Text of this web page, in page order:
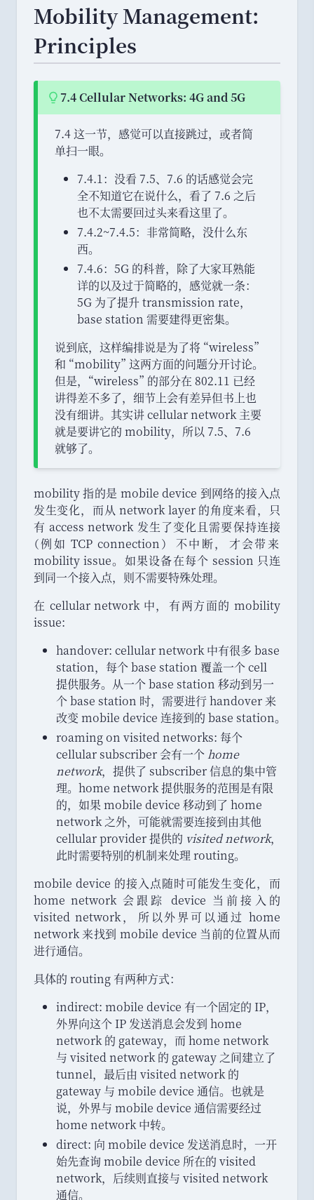
Mobility Management:
Principles
Hint:
7.4 Cellular Networks: 4G and 5G
7.4 这一节， 感觉可以直接跳过， 或者简
单扫一眼。
7.4.1： 没看 7.5、 7.6 的话感觉会完
全不知道它在说什么， 看了 7.6 之后
也不太需要回过头来看这里了。
7.4.2~7.4.5： 非常简略， 没什么东
西。
7.4.6： 5G 的科普， 除了大家耳熟能
详的以及过于简略的， 感觉就一条：
5G 为了提升 transmission rate，
base station 需要建得更密集。
说到底， 这样编排说是为了将 “wireless”
和 “mobility” 这两方面的问题分开讨论。
但是， “wireless” 的部分在 802.11 已经
讲得差不多了， 细节上会有差异但书上也
没有细讲。 其实讲 cellular network 主要
就是要讲它的 mobility， 所以 7.5、 7.6
就够了。
mobility 指的是 mobile device 到网络的接入点
发生变化， 而从 network layer 的角度来看，
只
有 access network 发生了变化且需要保持连接
（例如 TCP connection） 不中断，
才会带来
mobility issue。 如果设备在每个 session 只连
到同一个接入点， 则不需要特殊处理。
在 cellular network 中，
有两方面的 mobility
issue:
handover: cellular network 中有很多 base
station， 每个 base station 覆盖一个 cell
提供服务。 从一个 base station 移动到另一
个 base station 时， 需要进行 handover 来
改变 mobile device 连接到的 base station。
roaming on visited networks: 每个
cellular subscriber 会有一个home
network， 提供了 subscriber 信息的集中管
理。 home network 提供服务的范围是有限
的， 如果 mobile device 移动到了 home
network 之外， 可能就需要连接到由其他
cellular provider 提供的 visited network，
此时需要特别的机制来处理 routing。
mobile device 的接入点随时可能发生变化，
而
home network 会跟踪 device 当前接入的
visited network，
所以外界可以通过 home
network 来找到 mobile device 当前的位置从而
进行通信。
具体的 routing 有两种方式：
indirect: mobile device 有一个固定的 IP，
外界向这个 IP 发送消息会发到 home
network 的 gateway， 而 home network
与 visited network 的 gateway 之间建立了
tunnel， 最后由 visited network 的
gateway 与 mobile device 通信。 也就是
说， 外界与 mobile device 通信需要经过
home network 中转。
direct: 向 mobile device 发送消息时， 一开
始先查询 mobile device 所在的 visited
network， 后续则直接与 visited network
通信。